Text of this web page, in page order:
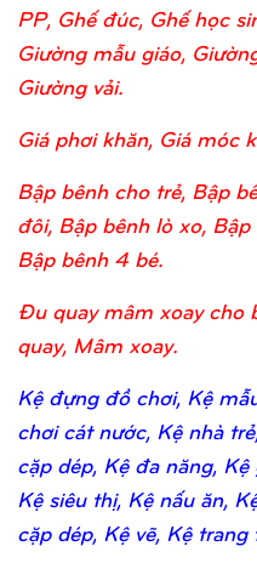
PP, Ghế đúc, Ghế học
Giường mẫu giáo,
Giường vải.
Giá phơi khăn, Giá móc
Bập bênh cho trẻ, Bập
đôi, Bập bênh lò xo,
Bập bênh 4 bé.
Đu quay mâm xoay cho
quay, Mâm xoay.
Kệ đựng đồ chơi, Kệ
chơi cát nước, Kệ nhà
cặp dép, Kệ đa năng,
Kệ siêu thị, Kệ nấu ăn,
cặp dép, Kệ vẽ, Kệ trang